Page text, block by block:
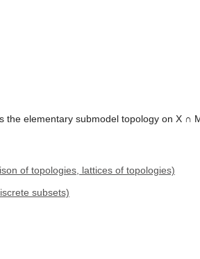
elementary submodel topology on X ∩
of topologies, lattices of topologies)
subsets)